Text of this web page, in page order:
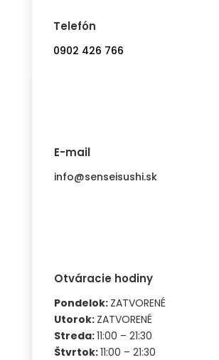
Telefón
0902 426 766
E-mail
info@senseisushi.sk
Otváracie hodiny
Pondelok: ZATVORENÉ
Utorok: ZATVORENÉ
Streda:11:00 – 21:30
Štvrtok:11:00 – 21:30